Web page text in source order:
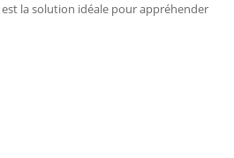
est la solution idéale pour appréhender